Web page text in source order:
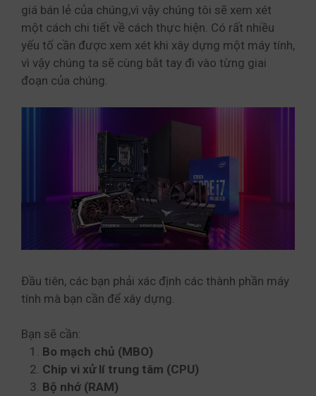
giá bán lẻ của chúng,vì vậy chúng tôi sẽ xem xét
một cách chi tiết về cách thực hiện. Có rất nhiều
yếu tố cần được xem xét khi xây dựng một máy tính,
vì vậy chúng ta sẽ cùng bắt tay đi vào từng giai
đoạn của chúng.
Đầu tiên, các bạn phải xác định các thành phần máy
tính mà bạn cần để xây dựng.
Bạn sẽ cần:
Bo mạch chủ (MBO)
Chip vi xử lí trung tâm (CPU)
Bộ nhớ (RAM)